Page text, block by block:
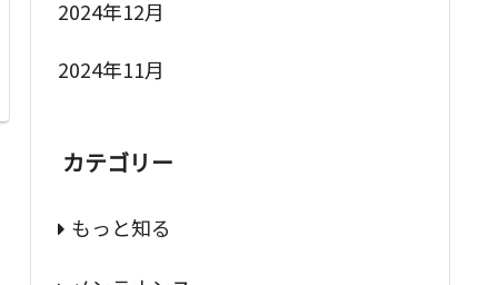
2024年12月
2024年11月
カテゴリー
もっと知る